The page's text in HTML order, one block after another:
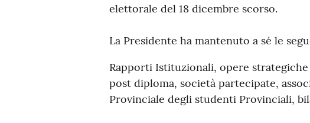
elettorale del 18 dicembre scorso.
La Presidente ha mantenuto a sé le
Rapporti Istituzionali, opere
post diploma, società partecipate,
Provinciale degli studenti Provinciali,